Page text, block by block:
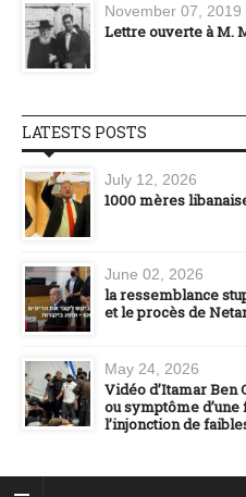
November 07, 2019
Lettre ouverte à M.
LATESTS POSTS
July 12, 2026
1000 mères
June 02, 2026
la ressemblance
et le procès de
May 24, 2026
Vidéo d’Itamar Ben
ou symptôme
l’injonction de